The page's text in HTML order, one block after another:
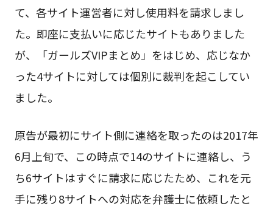
て、各サイト運営者に対し使用料を請求しまし
た。即座に支払いに応じたサイトもありました
が、「ガールズVIPまとめ」をはじめ、応じなか
った4サイトに対しては個別に裁判を起こしてい
ました。
原告が最初にサイト側に連絡を取ったのは2017年
6月上旬で、この時点で14のサイトに連絡し、う
ち6サイトはすぐに請求に応じたため、これを元
手に残り8サイトへの対応を弁護士に依頼したと